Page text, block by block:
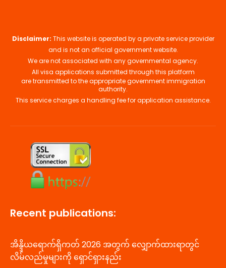
Recent publications:
အိန္ဒိယရောက်ရှိကတ် 2026 အတွက် လျှောက်ထားရာတွင်
လိမ်လည်မှုများကို ရှောင်ရှားနည်း